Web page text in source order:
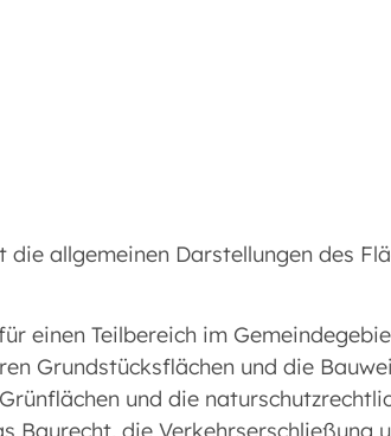
allgemeinen Darstellungen des
einen Teilbereich im
Grundstücksflächen und die
und die